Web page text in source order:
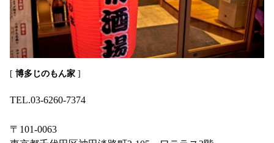
[ 博多じのもん家 ]
TEL.03-6260-7374
〒101-0063